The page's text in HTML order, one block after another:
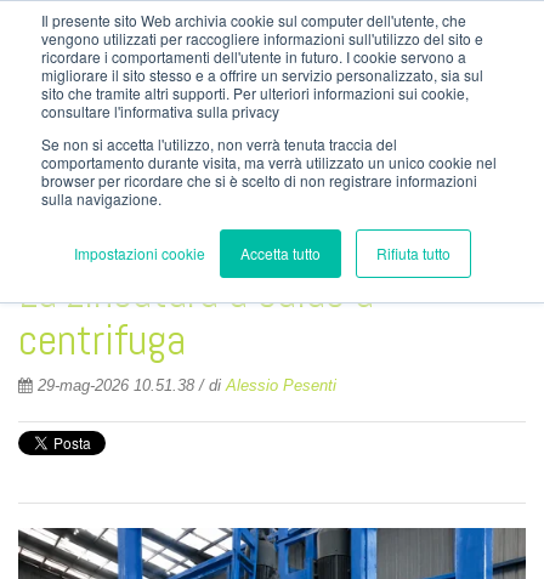
Il presente sito Web archivia cookie sul computer dell'utente, che
vengono utilizzati per raccogliere informazioni sull'utilizzo del sito e
ricordare i comportamenti dell'utente in futuro. I cookie servono a
migliorare il sito stesso e a offrire un servizio personalizzato, sia sul
sito che tramite altri supporti. Per ulteriori informazioni sui cookie,
consultare l'informativa sulla privacy
Se non si accetta l'utilizzo, non verrà tenuta traccia del
comportamento durante visita, ma verrà utilizzato un unico cookie nel
browser per ricordare che si è scelto di non registrare informazioni
sulla navigazione.
Impostazioni cookie Accetta tutto Rifiuta tutto
info@nordzinc.com T. (+39) 030.99.26.000
La zincatura a caldo a
centrifuga
29-mag-2026 10.51.38 / diAlessio Pesenti